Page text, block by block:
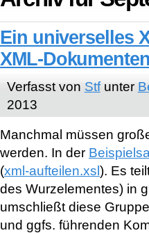
Ein universelles
XML-Dokumenten
Verfasst von Stfunter
2013
Manchmal müssen
werden. In der
(xml-aufteilen.xsl). Es
des Wurzelementes) in
umschließt diese
und ggfs. führenden